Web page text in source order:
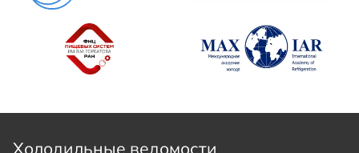
Холодильные ведомости